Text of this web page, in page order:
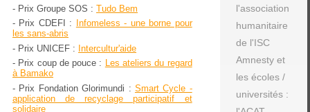
- Prix Groupe SOS : Tudo Bem
- Prix CDEFI :
Infomeless - une borne pour
les sans-abris
- Prix UNICEF : Intercultur'aide
- Prix coup de pouce : Les ateliers du regard
à Bamako
- Prix Fondation Glorimundi : Smart Cycle -
application de recyclage participatif et
solidaire
l'association
humanitaire
de l'ISC
Amnesty et
les écoles /
universités :